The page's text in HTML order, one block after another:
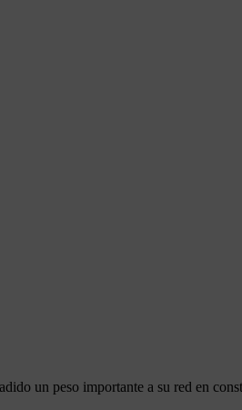
un peso importante a su red en